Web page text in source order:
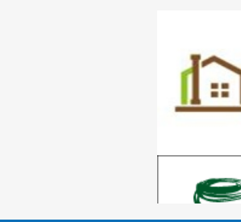
枚
目
枚